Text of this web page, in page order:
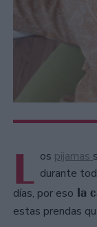
L os pijamas
durante
días, por eso la
estas prendas